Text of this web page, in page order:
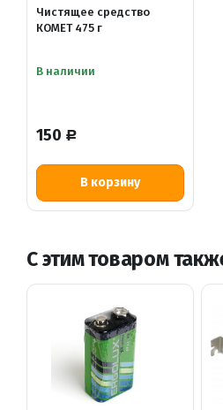
Чистящее средство
КОМЕТ 475 г
В наличии
150 Р
В корзину
С этим товаром